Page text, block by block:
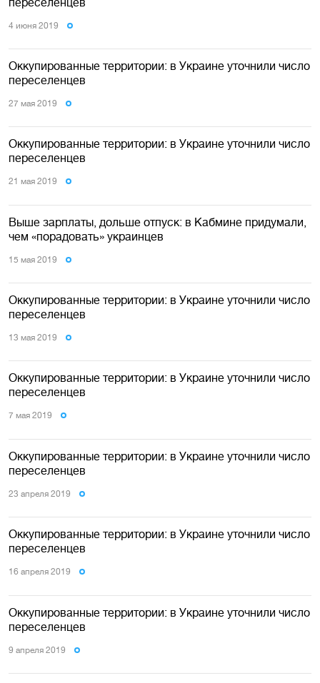
4 июня 2019
Оккупированные территории: в Украине уточнили число
переселенцев
27 мая 2019
Оккупированные территории: в Украине уточнили число
переселенцев
21 мая 2019
Выше зарплаты, дольше отпуск: в Кабмине придумали,
чем «порадовать» украинцев
15 мая 2019
Оккупированные территории: в Украине уточнили число
переселенцев
13 мая 2019
Оккупированные территории: в Украине уточнили число
переселенцев
7 мая 2019
Оккупированные территории: в Украине уточнили число
переселенцев
23 апреля 2019
Оккупированные территории: в Украине уточнили число
переселенцев
16 апреля 2019
Оккупированные территории: в Украине уточнили число
переселенцев
9 апреля 2019